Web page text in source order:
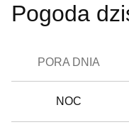
Pogoda
PORA DNIA
NOC